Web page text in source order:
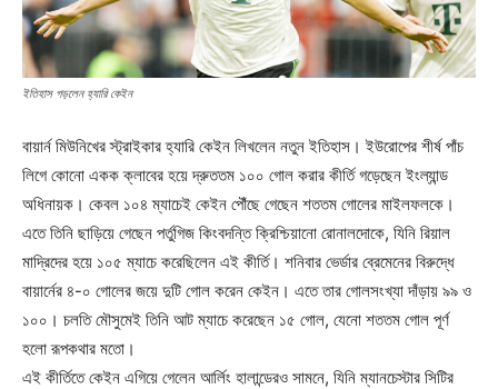
ইতিহাস গড়লেন হ্যারি কেইন
বায়ার্ন মিউনিখের স্ট্রাইকার হ্যারি কেইন লিখলেন নতুন ইতিহাস। ইউরোপের শীর্ষ পাঁচ
লিগে কোনো একক ক্লাবের হয়ে দ্রুততম ১০০ গোল করার কীর্তি গড়েছেন ইংল্যান্ড
অধিনায়ক। কেবল ১০৪ ম্যাচেই কেইন পৌঁছে গেছেন শততম গোলের মাইলফলকে।
এতে তিনি ছাড়িয়ে গেছেন পর্তুগিজ কিংবদন্তি ক্রিশ্চিয়ানো রোনালদোকে, যিনি রিয়াল
মাদ্রিদের হয়ে ১০৫ ম্যাচে করেছিলেন এই কীর্তি। শনিবার ভের্ডার ব্রেমেনের বিরুদ্ধে
বায়ার্নের ৪-০ গোলের জয়ে দুটি গোল করেন কেইন। এতে তার গোলসংখ্যা দাঁড়ায় ৯৯ ও
১০০। চলতি মৌসুমেই তিনি আট ম্যাচে করেছেন ১৫ গোল, যেনো শততম গোল পূর্ণ
হলো রূপকথার মতো।
এই কীর্তিতে কেইন এগিয়ে গেলেন আর্লিং হালান্ডেরও সামনে, যিনি ম্যানচেস্টার সিটির